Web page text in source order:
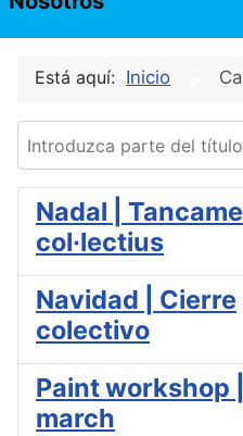
Está aquí: Inicio
Introduzca parte del título
Nadal |
col·lectius
Navidad | Cierre
colectivo
Paint workshop |
march